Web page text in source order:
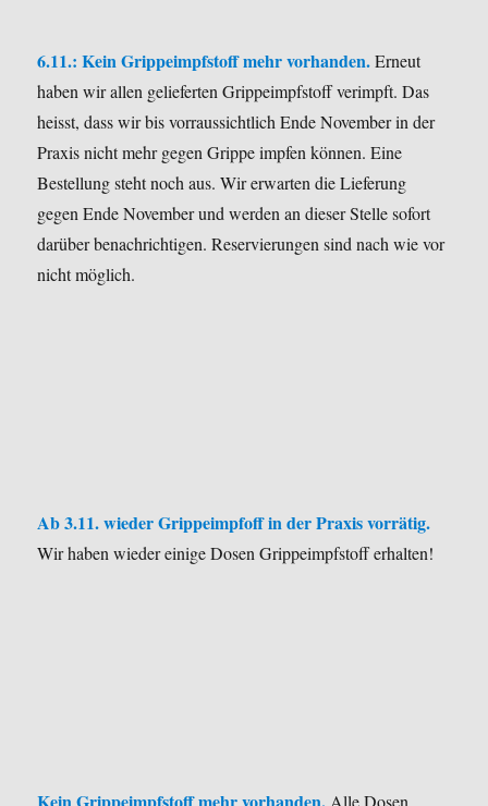
6.11.: Kein Grippeimpfstoff mehr vorhanden. Erneut
haben wir allen gelieferten Grippeimpfstoff verimpft. Das
heisst, dass wir bis vorraussichtlich Ende November in der
Praxis nicht mehr gegen Grippe impfen können.Eine
Bestellung steht noch aus. Wir erwarten die Lieferung
gegen Ende November und werden an dieser Stelle sofort
darüber benachrichtigen.Reservierungen sind nach wie vor
nicht möglich.
Ab 3.11. wieder Grippeimpfoff in der Praxis vorrätig.
Wir haben wieder einige Dosen Grippeimpfstoff erhalten!
Alle Dosen